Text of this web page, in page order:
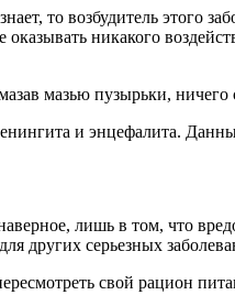
то возбудитель этого
никакого
мазью пузырьки,
и энцефалита.
лишь в том, что
других серьезных
свой рацион